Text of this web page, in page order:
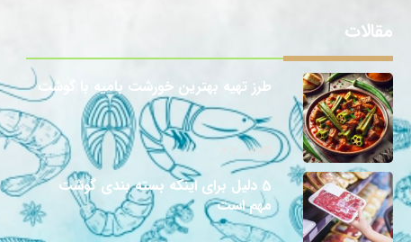
مقالات
طرز تهیه بهترین خورشت بامیه با گوشت
12 آبان 1403
5 دلیل برای اینکه بسته بندی گوشت
مهم است